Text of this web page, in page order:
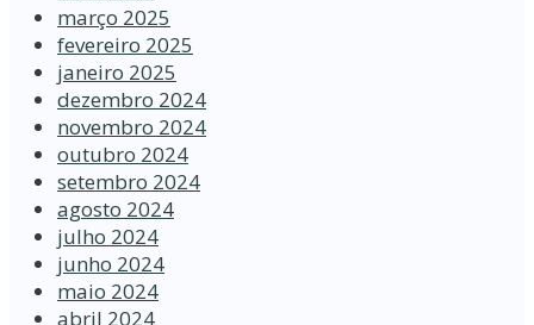
março 2025
fevereiro 2025
janeiro 2025
dezembro 2024
novembro 2024
outubro 2024
setembro 2024
agosto 2024
julho 2024
junho 2024
maio 2024
abril 2024